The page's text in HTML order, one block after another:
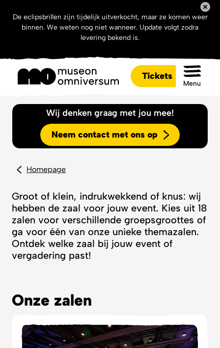
De eclipsbrillen zijn tijdelijk uitverkocht, maar ze komen weer
binnen. We weten nog niet wanneer. Update volgt zodra
levering bekend is.
Tickets
Menu
Wij denken graag met jou mee!
Neem contact met ons op
Homepage
Groot of klein, indrukwekkend of knus: wij
hebben de zaal voor jouw event. Kies uit 18
zalen voor verschillende groepsgroottes of
ga voor één van onze unieke themazalen.
Ontdek welke zaal bij jouw event of
vergadering past!
Onze zalen